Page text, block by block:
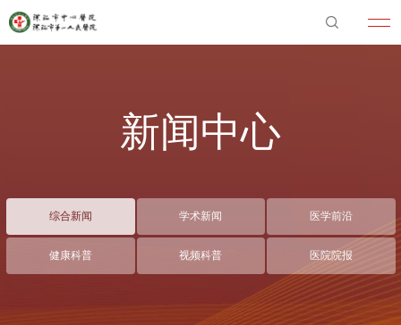
新闻中心
综合新闻 学术新闻 医学前沿
健康科普 视频科普 医院院报